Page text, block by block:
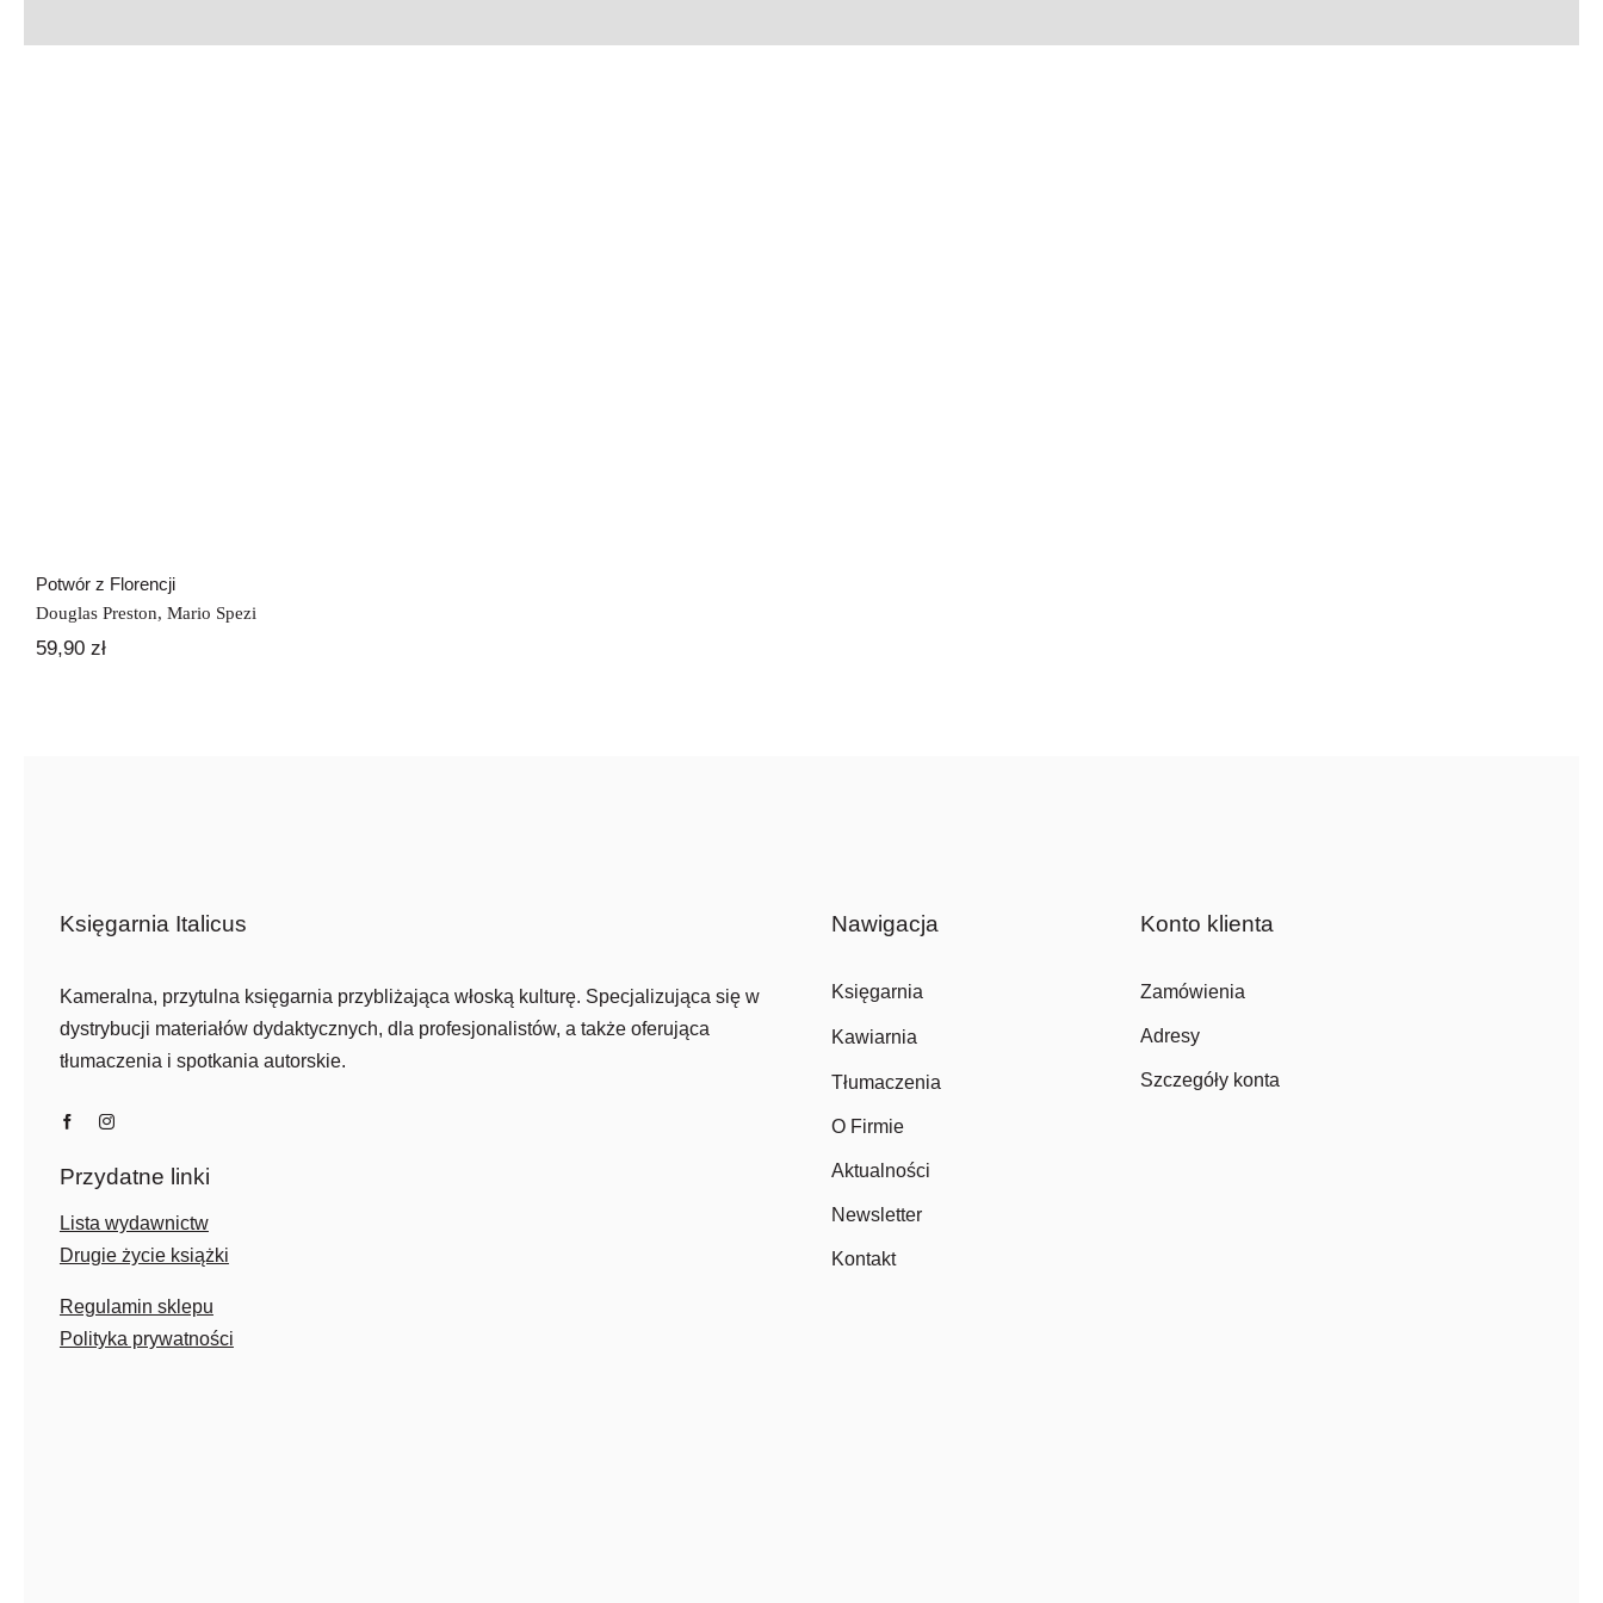
Potwór z Florencji
Douglas Preston, Mario Spezi
59,90 zł
Księgarnia Italicus
Kameralna, przytulna księgarnia przybliżająca włoską kulturę. Specjalizująca się w
dystrybucji materiałów dydaktycznych, dla profesjonalistów, a także oferująca
tłumaczenia i spotkania autorskie.
Przydatne linki
Lista wydawnictw
Drugie życie książki
Regulamin sklepu
Polityka prywatności
Nawigacja
Księgarnia
Kawiarnia
Tłumaczenia
O Firmie
Aktualności
Newsletter
Kontakt
Konto klienta
Zamówienia
Adresy
Szczegóły konta